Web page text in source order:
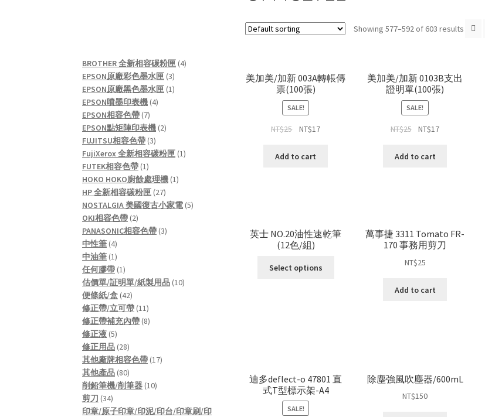
Showing 577–592 of 603 results
美加美/加新 003A轉帳傳
票(100張)
SALE!
NT$25 NT$17
Add to cart
美加美/加新 0103B支出
證明單(100張)
SALE!
NT$25 NT$17
Add to cart
英士 NO.20油性速乾筆
(12色/組)
Select options
萬事捷 3311 Tomato FR-
170 事務用剪刀
NT$25
Add to cart
迪多deflect-o 47801 直
式T型標示架-A4
SALE!
除塵強風吹塵器/600mL
NT$150
BROTHER 全新相容碳粉匣 44
EPSON原廠彩色墨水匣 33
products
EPSON原廠黑色墨水匣 11
EPSON噴墨印表機 44
EPSON相容色帶 77
products
EPSON點矩陣印表機 22
FUJITSU相容色帶 33
products
FujiXerox 全新相容碳粉匣 11
FUTEK相容色帶 11
product
HOKO HOKO廚餘處理機 11
HP 全新相容碳粉匣 2727
products
NOSTALGIA 美國復古小家電 55
OKI相容色帶 22
products
PANASONIC相容色帶 33
中性筆 44
products
中油筆 11
product
任何膠帶 11
product
估價單/証明單/紙製用品 1010
便條紙/盒 4242
products
修正帶/立可帶 1111
products
修正帶補充內帶 88
修正液 55
products
修正用品 2828
products
其他廠牌相容色帶 1717
其他產品 8080
products
削鉛筆機/削筆器 1010
剪刀 3434
products
印章/原子印章/印泥/印台/印章刷/印